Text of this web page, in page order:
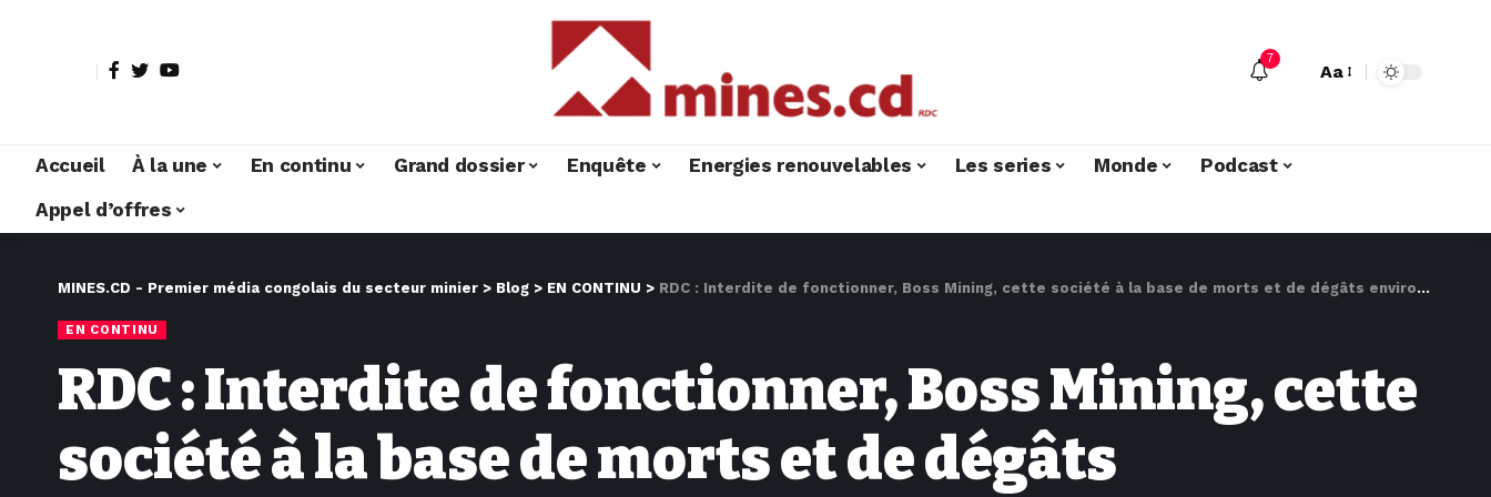
7
Aa
Accueil À la une En continu Grand dossier Enquête Energies renouvelables Les series Monde
Podcast
Appel d’offres
MINES.CD - Premier média congolais du secteur minier > Blog > EN CONTINU > RDC : Interdite de fonctionner, Boss Mining, cette société à la base de morts et de dégâts environnementaux
EN CONTINU
RDC : Interdite de fonctionner, Boss Mining, cette
société à la base de morts et de dégâts